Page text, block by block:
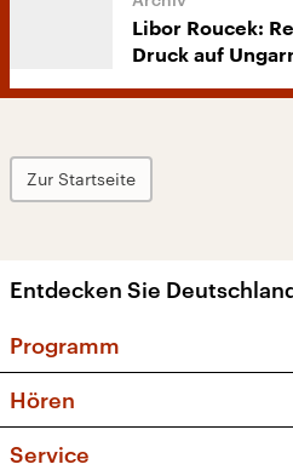
Libor Roucek:
Druck auf
Zur Startseite
Entdecken Sie
Programm
Sendungen und
Hören
Service